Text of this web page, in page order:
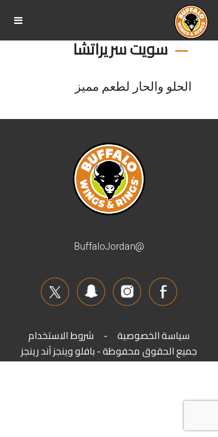
سويت سريراتشا
الحلو والحار لطعم مميز
@BuffaloJordan
سياسة الخصوصية - شروط الاستخدام
جميع الحقوق محفوظة - بافلو وينجز آند رينجز